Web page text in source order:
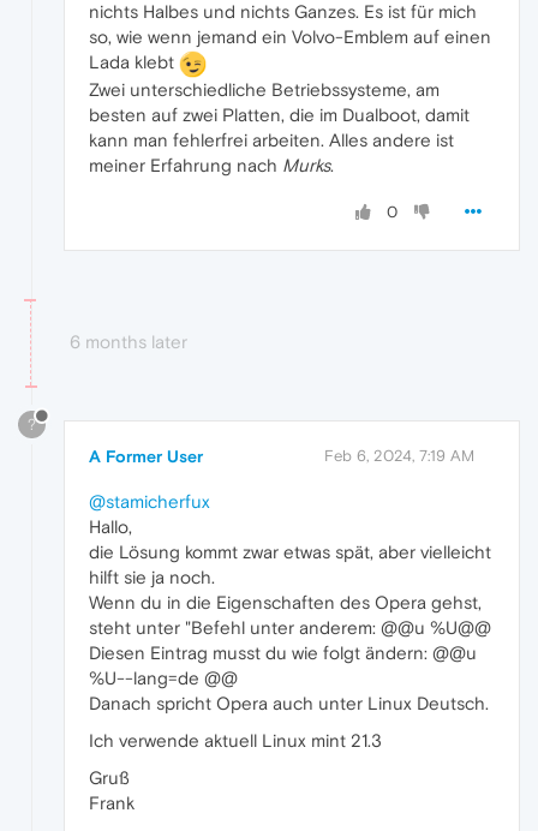
nichts Halbes und nichts Ganzes. Es ist für mich
so, wie wenn jemand ein Volvo-Emblem auf einen
Lada klebt
Zwei unterschiedliche Betriebssysteme, am
besten auf zwei Platten, die im Dualboot, damit
kann man fehlerfrei arbeiten. Alles andere ist
meiner Erfahrung nach Murks.
0
6 months later
?
A Former User Feb 6, 2024, 7:19 AM
@stamicherfux
Hallo,
die Lösung kommt zwar etwas spät, aber vielleicht
hilft sie ja noch.
Wenn du in die Eigenschaften des Opera gehst,
steht unter "Befehl unter anderem: @@u %U@@
Diesen Eintrag musst du wie folgt ändern: @@u
%U--lang=de @@
Danach spricht Opera auch unter Linux Deutsch.
Ich verwende aktuell Linux mint 21.3
Gruß
Frank